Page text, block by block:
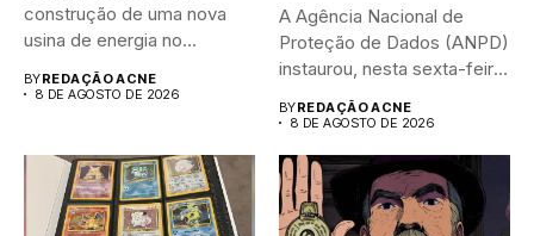
construção de uma nova
usina de energia no...
BYREDAÇÃO ACNE
8 DE AGOSTO DE 2026
A Agência Nacional de
Proteção de Dados (ANPD)
instaurou, nesta sexta-feira
BYREDAÇÃO ACNE
8 DE AGOSTO DE 2026